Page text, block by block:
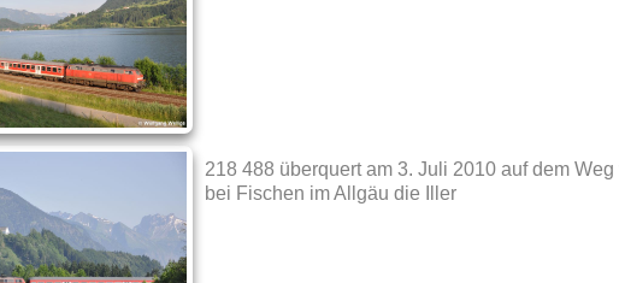
218 488 überquert am 3. Juli 2010 auf dem
bei Fischen im Allgäu die Iller